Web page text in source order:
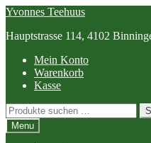
Skip
navigation
Skip
content
Yvonnes Teehuus
Hauptstrasse 114, 4102
Mein Konto
Warenkorb
Kasse
Suchen
nach:
Menu